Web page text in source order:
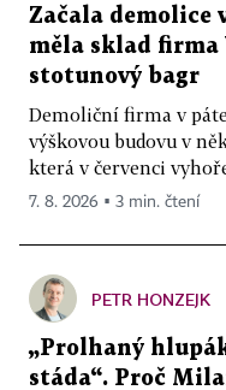
Začala demolice
měla sklad firma
stotunový bagr
Demoliční firma v
výškovou budovu v
která v červenci
7. 8. 2026 ▪ 3 min. čtení
PETR HONZEJK
„Prolhaný
stáda“. Proč